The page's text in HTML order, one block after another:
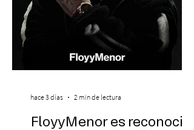
FloyyMenor es reconocido
hace 3 días 2 min de lectura